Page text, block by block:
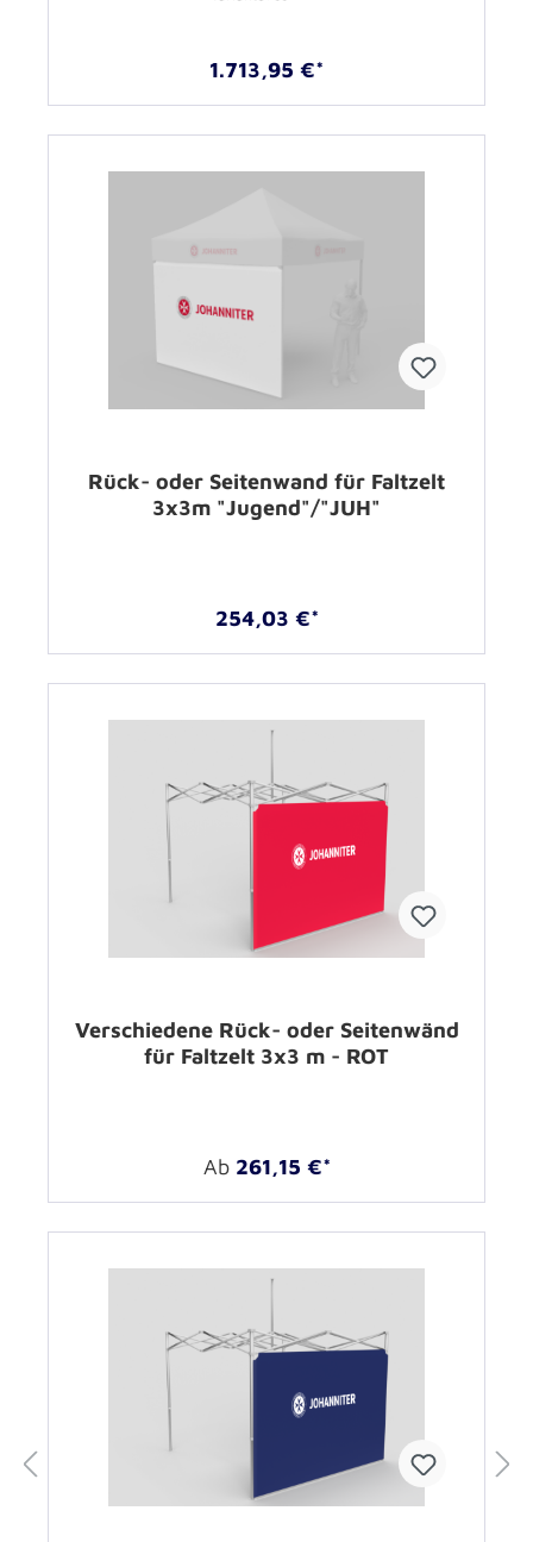
1.713,95 €*
Rück- oder Seitenwand für Faltzelt
3x3m "Jugend"/"JUH"
254,03 €*
Verschiedene Rück- oder Seitenwänd
für Faltzelt 3x3 m - ROT
Ab 261,15 €*